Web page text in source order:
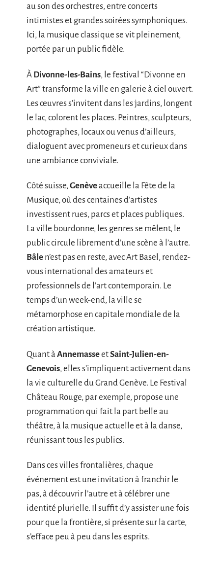
au son des orchestres, entre concerts
intimistes et grandes soirées symphoniques.
Ici, la musique classique se vit pleinement,
portée par un public fidèle.
À Divonne-les-Bains, le festival “Divonne en
Art” transforme la ville en galerie à ciel ouvert.
Les œuvres s’invitent dans les jardins, longent
le lac, colorent les places. Peintres, sculpteurs,
photographes, locaux ou venus d’ailleurs,
dialoguent avec promeneurs et curieux dans
une ambiance conviviale.
Côté suisse,Genèveaccueille la Fête de la
Musique, où des centaines d’artistes
investissent rues, parcs et places publiques.
La ville bourdonne, les genres se mêlent, le
public circule librement d’une scène à l’autre.
Bâle n’est pas en reste, avec Art Basel, rendez-
vous international des amateurs et
professionnels de l’art contemporain. Le
temps d’un week-end, la ville se
métamorphose en capitale mondiale de la
création artistique.
Quant à AnnemasseetSaint-Julien-en-
Genevois, elles s’impliquent activement dans
la vie culturelle du Grand Genève. Le Festival
Château Rouge, par exemple, propose une
programmation qui fait la part belle au
théâtre, à la musique actuelle et à la danse,
réunissant tous les publics.
Dans ces villes frontalières, chaque
événement est une invitation à franchir le
pas, à découvrir l’autre et à célébrer une
identité plurielle. Il suffit d’y assister une fois
pour que la frontière, si présente sur la carte,
s’efface peu à peu dans les esprits.